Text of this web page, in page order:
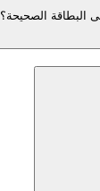
البطاقة الصحيحة؟